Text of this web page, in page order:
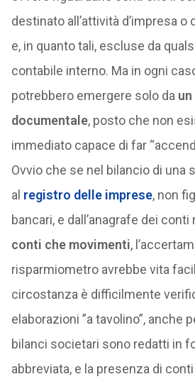
destinato all’attività d’impresa o
e, in quanto tali, escluse da
contabile interno. Ma in ogni
potrebbero emergere solo da
documentale, posto che non
immediato capace di far
Ovvio che se nel bilancio di una
al registro delle imprese, non
bancari, e dall’anagrafe dei
conti che movimenti,
risparmiometro avrebbe vita
circostanza è difficilmente
elaborazioni ”a tavolino”, anche
bilanci societari sono redatti in
abbreviata, e la presenza di